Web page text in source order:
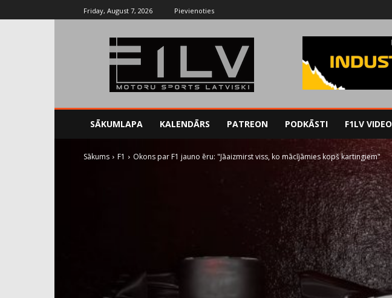
Friday, August 7, 2026 Pievienoties
SĀKUMLAPA KALENDĀRS PATREON PODKĀSTI F1LV VIDEO
Sākums F1 Okons par F1 jauno ēru: "Jāaizmirst viss, ko mācījāmies kopš kartingiem"